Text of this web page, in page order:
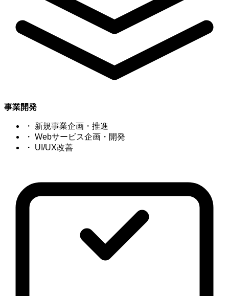
事業開発
・
新規事業企画・推進
・ Webサービス企画・開発
・
UI/UX改善